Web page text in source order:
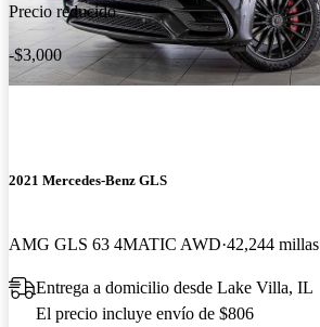
Precio reducido
-$3,000
2021 Mercedes-Benz GLS
AMG GLS 63 4MATIC AWD 42,244 millas
Entrega a domicilio desde Lake Villa, IL
El precio incluye envío de $806